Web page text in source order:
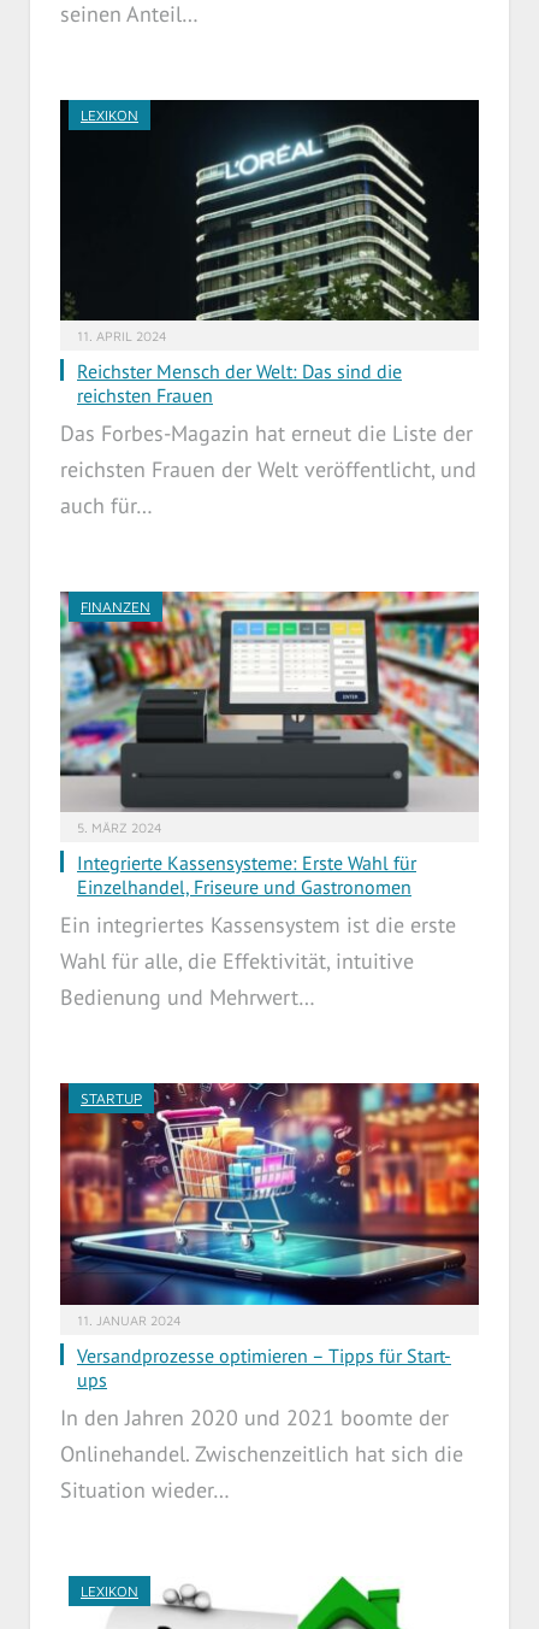
seinen Anteil…
LEXIKON
11. APRIL 2024
Reichster Mensch der Welt: Das sind die
reichsten Frauen
Das Forbes-Magazin hat erneut die Liste der
reichsten Frauen der Welt veröffentlicht, und
auch für…
FINANZEN
5. MÄRZ 2024
Integrierte Kassensysteme: Erste Wahl für
Einzelhandel, Friseure und Gastronomen
Ein integriertes Kassensystem ist die erste
Wahl für alle, die Effektivität, intuitive
Bedienung und Mehrwert…
STARTUP
11. JANUAR 2024
Versandprozesse optimieren – Tipps für Start-
ups
In den Jahren 2020 und 2021 boomte der
Onlinehandel. Zwischenzeitlich hat sich die
Situation wieder…
LEXIKON